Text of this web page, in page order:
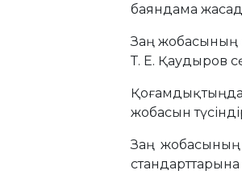
баяндама
Заң жобасының
Т. Е. Қаудыров
Қоғамдық
жобасын
Заң жобасының
стандарттарына